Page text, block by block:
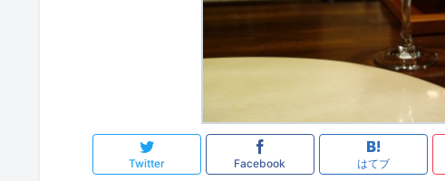
Twitter Facebook はてブ